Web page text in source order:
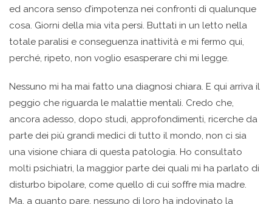
ed ancora senso d’impotenza nei confronti di qualunque
cosa. Giorni della mia vita persi. Buttati in un letto nella
totale paralisi e conseguenza inattività e mi fermo qui,
perché, ripeto, non voglio esasperare chi mi legge.
Nessuno mi ha mai fatto una diagnosi chiara. E qui arriva il
peggio che riguarda le malattie mentali. Credo che,
ancora adesso, dopo studi, approfondimenti, ricerche da
parte dei più grandi medici di tutto il mondo, non ci sia
una visione chiara di questa patologia. Ho consultato
molti psichiatri, la maggior parte dei quali mi ha parlato di
disturbo bipolare, come quello di cui soffre mia madre.
Ma, a quanto pare, nessuno di loro ha indovinato la